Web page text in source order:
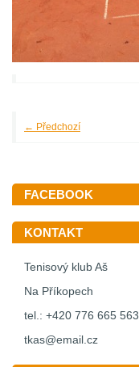
← Předchozí
FACEBOOK
KONTAKT
Tenisový klub Aš
Na Příkopech
tel.: +420 776 665 563
tkas@email.cz